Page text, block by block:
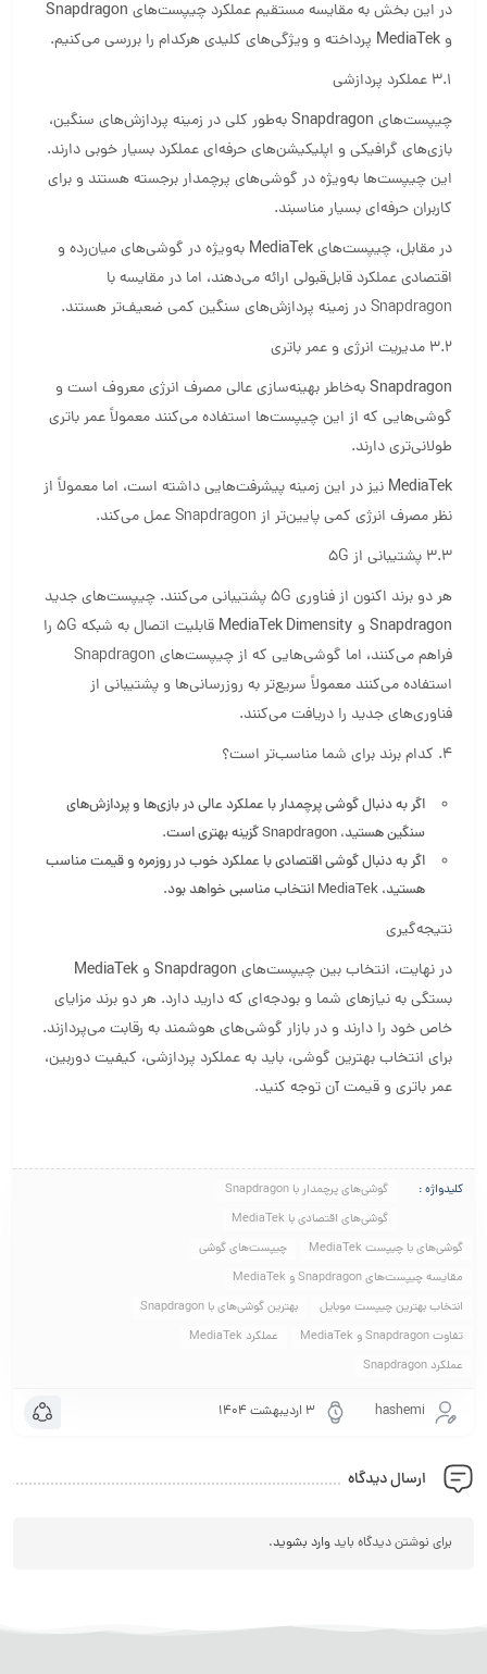
در این بخش به مقایسه مستقیم عملکرد چیپست‌های Snapdragon
و MediaTek پرداخته و ویژگی‌های کلیدی هرکدام را بررسی می‌کنیم.
3.1 عملکرد پردازشی
چیپست‌های Snapdragonبه‌طور کلی در زمینه پردازش‌های سنگین،
بازی‌های گرافیکی و اپلیکیشن‌های حرفه‌ای عملکرد بسیار خوبی دارند.
این چیپست‌ها به‌ویژه در گوشی‌های پرچمدار برجسته هستند و برای
کاربران حرفه‌ای بسیار مناسبند.
در مقابل، چیپست‌هایMediaTek به‌ویژه در گوشی‌های میان‌رده و
اقتصادی عملکرد قابل‌قبولی ارائه می‌دهند، اما در مقایسه با
Snapdragon در زمینه پردازش‌های سنگین کمی ضعیف‌تر هستند.
3.2 مدیریت انرژی و عمر باتری
Snapdragonبه‌خاطر بهینه‌سازی عالی مصرف انرژی معروف است و
گوشی‌هایی که از این چیپست‌ها استفاده می‌کنند معمولاً عمر باتری
طولانی‌تری دارند.
MediaTek نیز در این زمینه پیشرفت‌هایی داشته است، اما معمولاً از
نظر مصرف انرژی کمی پایین‌تر از Snapdragon عمل می‌کند.
3.3 پشتیبانی از 5G
هر دو برند اکنون از فناوری 5G پشتیبانی می‌کنند. چیپست‌های جدید
Snapdragonو MediaTek Dimensity
قابلیت اتصال به شبکه 5G را
فراهم می‌کنند، اما گوشی‌هایی که از چیپست‌های Snapdragon
استفاده می‌کنند معمولاً سریع‌تر به روزرسانی‌ها و پشتیبانی از
فناوری‌های جدید را دریافت می‌کنند.
4. کدام برند برای شما مناسب‌تر است؟
اگر به دنبال گوشی پرچمدار با عملکرد عالی در بازی‌ها و پردازش‌های
سنگین هستید، Snapdragon گزینه بهتری است.
اگر به دنبال گوشی اقتصادی با عملکرد خوب در روزمره و قیمت مناسب
هستید، MediaTek انتخاب مناسبی خواهد بود.
نتیجه‌گیری
در نهایت، انتخاب بین چیپست‌های Snapdragonو MediaTek
بستگی به نیازهای شما و بودجه‌ای که دارید دارد. هر دو برند مزایای
خاص خود را دارند و در بازار گوشی‌های هوشمند به رقابت می‌پردازند.
برای انتخاب بهترین گوشی، باید به عملکرد پردازشی، کیفیت دوربین،
عمر باتری و قیمت آن توجه کنید.
کلیدواژه :
گوشی‌های پرچمدار با Snapdragon
گوشی‌های اقتصادی با MediaTek
گوشی‌های با چیپست MediaTek
چیپست‌های گوشی
مقایسه چیپست‌های Snapdragon و MediaTek
انتخاب بهترین چیپست موبایل
بهترین گوشی‌های با Snapdragon
تفاوت Snapdragon و MediaTek
عملکرد MediaTek
عملکرد Snapdragon
hashemi ۳ اردیبهشت ۱۴۰۴
ارسال دیدگاه
برای نوشتن دیدگاه بایدوارد بشوید.